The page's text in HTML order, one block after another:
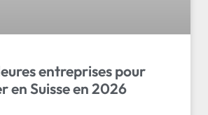
entreprises pour
en Suisse en 2026